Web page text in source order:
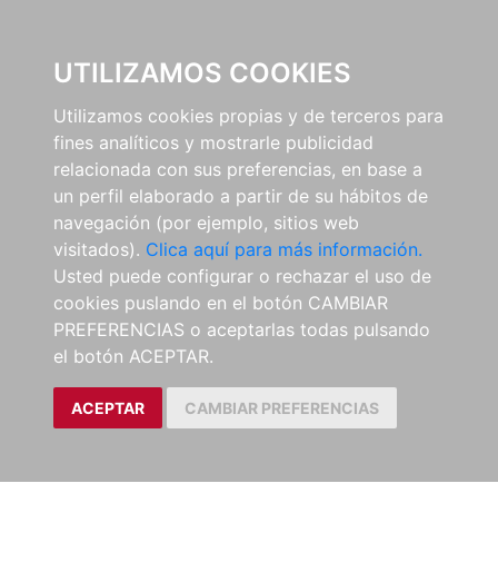
UTILIZAMOS COOKIES
Utilizamos cookies propias y de terceros para
fines analíticos y mostrarle publicidad
relacionada con sus preferencias, en base a
un perfil elaborado a partir de su hábitos de
navegación (por ejemplo, sitios web
visitados). Clica aquí para más información.
Usted puede configurar o rechazar el uso de
cookies puslando en el botón CAMBIAR
PREFERENCIAS o aceptarlas todas pulsando
el botón ACEPTAR.
ACEPTAR CAMBIAR PREFERENCIAS